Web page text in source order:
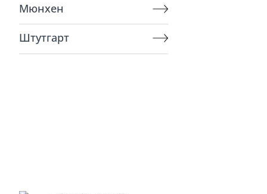
Мюнхен
Штутгарт